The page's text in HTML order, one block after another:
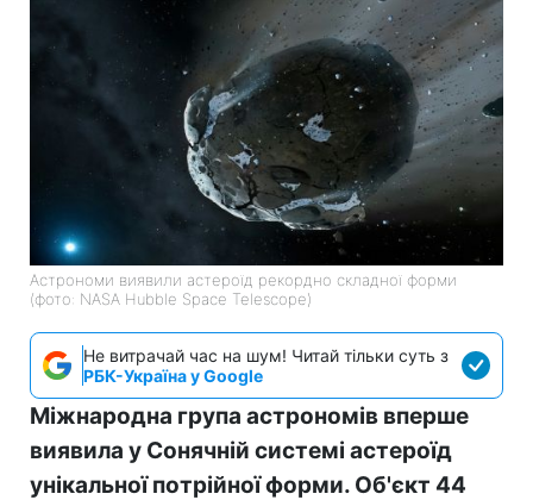
Астрономи виявили астероїд рекордно складної форми
(фото: NASA Hubble Space Telescope)
Не витрачай час на шум! Читай тільки суть з
РБК-Україна у Google
Міжнародна група астрономів вперше
виявила у Сонячній системі астероїд
унікальної потрійної форми. Об'єкт 44